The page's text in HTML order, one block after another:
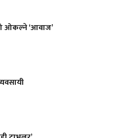
ओकल्ने ‘आवाज’